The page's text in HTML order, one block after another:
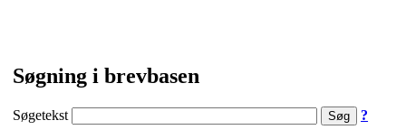
Søgning i brevbasen
Søgetekst ?